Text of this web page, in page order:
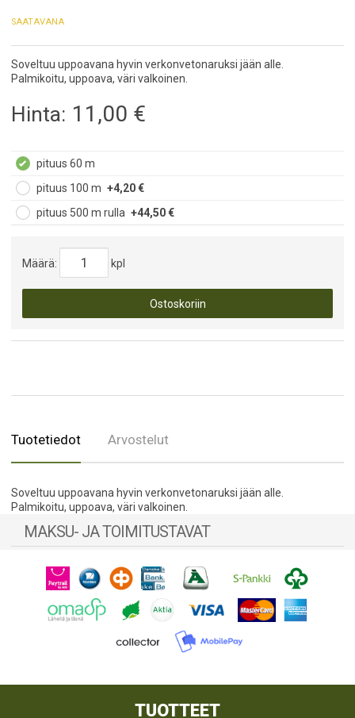
SAATAVANA
Soveltuu uppoavana hyvin verkonvetonaruksi jään alle.
Palmikoitu, uppoava, väri valkoinen.
Hinta: 11,00 €
pituus 60 m
pituus 100 m +4,20 €
pituus 500 m rulla +44,50 €
Määrä: kpl
Ostoskoriin
Tuotetiedot Arvostelut
Soveltuu uppoavana hyvin verkonvetonaruksi jään alle.
Palmikoitu, uppoava, väri valkoinen.
MAKSU- JA TOIMITUSTAVAT
TUOTTEET